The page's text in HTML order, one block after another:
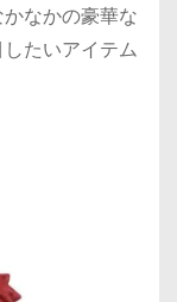
なかの豪華な
たいアイテム